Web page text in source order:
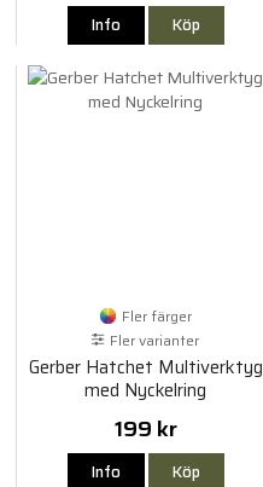
Info Köp
Fler färger
Fler varianter
Gerber Hatchet Multiverktyg
med Nyckelring
199 kr
Info Köp